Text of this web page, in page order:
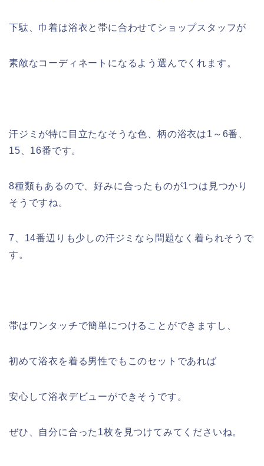
下駄、巾着は浴衣と帯に合わせてショップスタッフが
素敵なコーディネートになるよう選んでくれます。
汗ジミが特に目立たなそうな色、柄の浴衣は1～6番、
15、16番です。
8種類もあるので、好みに合ったものが1つは見つかり
そうですね。
7、14番辺りも少しの汗ジミなら問題なく着られそうで
す。
帯はワンタッチで簡単につけることができますし、
初めて浴衣を着る男性でもこのセットであれば
安心して浴衣デビューができそうです。
ぜひ、自分に合った1枚を見つけてみてくださいね。